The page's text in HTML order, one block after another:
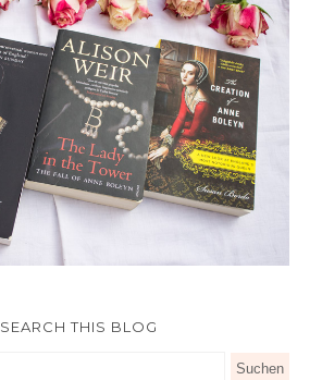
SEARCH THIS BLOG